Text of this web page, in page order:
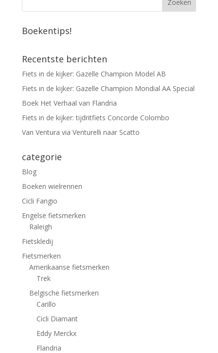
Boekentips!
Recentste berichten
Fiets in de kijker: Gazelle Champion Model AB
Fiets in de kijker: Gazelle Champion Mondial AA Special
Boek Het Verhaal van Flandria
Fiets in de kijker: tijdritfiets Concorde Colombo
Van Ventura via Venturelli naar Scatto
categorie
Blog
Boeken wielrennen
Cicli Fangio
Engelse fietsmerken
Raleigh
Fietskledij
Fietsmerken
Amerikaanse fietsmerken
Trek
Belgische fietsmerken
Carillo
Cicli Diamant
Eddy Merckx
Flandria